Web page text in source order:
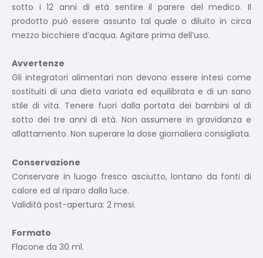
sotto i 12 anni di età sentire il parere del medico. Il
prodotto può essere assunto tal quale o diluito in circa
mezzo bicchiere d’acqua. Agitare prima dell’uso.
Avvertenze
Gli integratori alimentari non devono essere intesi come
sostituiti di una dieta variata ed equilibrata e di un sano
stile di vita. Tenere fuori dalla portata dei bambini al di
sotto dei tre anni di età. Non assumere in gravidanza e
allattamento. Non superare la dose giornaliera consigliata.
Conservazione
Conservare in luogo fresco asciutto, lontano da fonti di
calore ed al riparo dalla luce.
Validità post-apertura: 2 mesi.
Formato
Flacone da 30 ml.